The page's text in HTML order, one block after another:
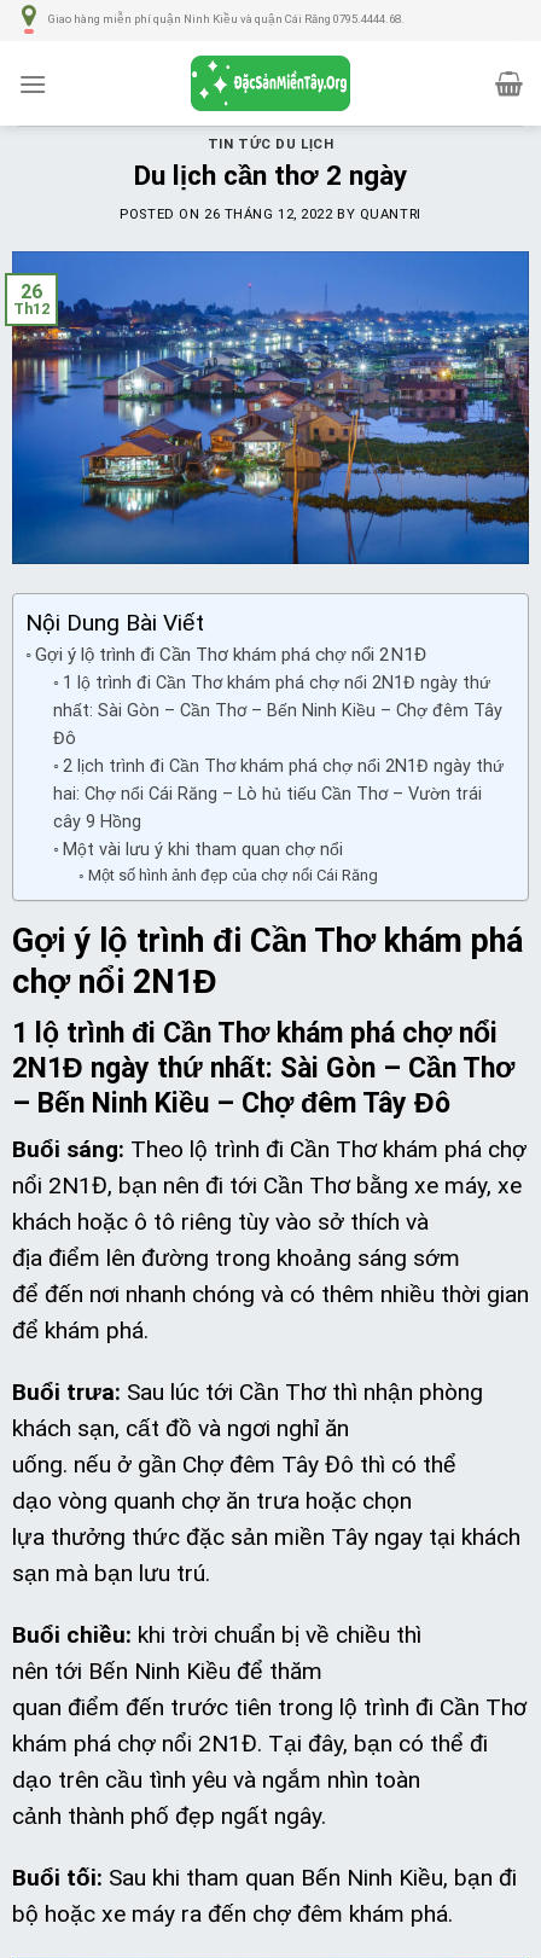
Giao hàng miễn phí quận Ninh Kiều và quận Cái Răng 0795.4444.68.
TIN TỨC DU LỊCH
Du lịch cần thơ 2 ngày
POSTED ON 26 THÁNG 12, 2022BY QUANTRI
26
Th12
Nội Dung Bài Viết
Gợi ý lộ trình đi Cần Thơ khám phá chợ nổi 2N1Đ
1 lộ trình đi Cần Thơ khám phá chợ nổi 2N1Đ ngày thứ
nhất: Sài Gòn – Cần Thơ – Bến Ninh Kiều – Chợ đêm Tây
Đô
2 lịch trình đi Cần Thơ khám phá chợ nổi 2N1Đ ngày thứ
hai: Chợ nổi Cái Răng – Lò hủ tiếu Cần Thơ – Vườn trái
cây 9 Hồng
Một vài lưu ý khi tham quan chợ nổi
Một số hình ảnh đẹp của chợ nổi Cái Răng
Gợi ý lộ trình đi Cần Thơ khám phá
chợ nổi 2N1Đ
1 lộ trình đi Cần Thơ khám phá chợ nổi
2N1Đ ngày thứ nhất: Sài Gòn – Cần Thơ
– Bến Ninh Kiều – Chợ đêm Tây Đô
Buổi sáng: Theo lộ trình đi Cần Thơ khám phá chợ
nổi 2N1Đ, bạn nên đi tới Cần Thơ bằng xe máy, xe
khách hoặc ô tô riêng tùy vào sở thích và
địa điểm lên đường trong khoảng sáng sớm
để đến nơi nhanh chóng và có thêm nhiều thời gian
để khám phá.
Buổi trưa: Sau lúc tới Cần Thơ thì nhận phòng
khách sạn, cất đồ và ngơi nghỉ ăn
uống. nếu ở gần Chợ đêm Tây Đô thì có thể
dạo vòng quanh chợ ăn trưa hoặc chọn
lựa thưởng thức đặc sản miền Tây ngay tại khách
sạn mà bạn lưu trú.
Buổi chiều: khi trời chuẩn bị về chiều thì
nên tới Bến Ninh Kiều để thăm
quan điểm đến trước tiên trong lộ trình đi Cần Thơ
khám phá chợ nổi 2N1Đ. Tại đây, bạn có thể đi
dạo trên cầu tình yêu và ngắm nhìn toàn
cảnh thành phố đẹp ngất ngây.
Buổi tối: Sau khi tham quan Bến Ninh Kiều, bạn đi
bộ hoặc xe máy ra đến chợ đêm khám phá.